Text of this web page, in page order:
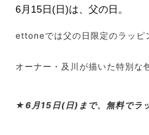
6月15日(日)は、父の日。
ettoneでは父の日限定のラッピ
オーナー・及川が描いた特別な
★6月15日(日)まで、無料でラ